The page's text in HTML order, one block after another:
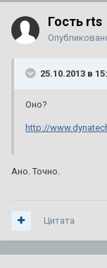
Гость rts
25.10.2013 в
Оно?
http://
Ано. Точно.
Цитата